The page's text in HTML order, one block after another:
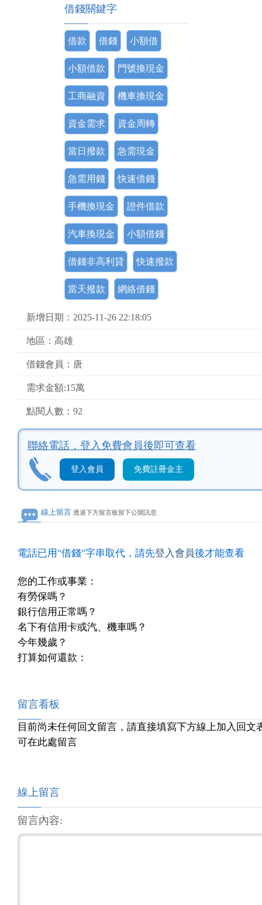
借錢關鍵字
借款 借錢 小額借
小額借款 門號換現金
工商融資 機車換現金
資金需求 資金周轉
當日撥款 急需現金
急需用錢 快速借錢
手機換現金 證件借款
汽車換現金 小額借錢
借錢非高利貸 快速撥款
當天撥款 網絡借錢
新增日期：2025-11-26 22:18:05
地區：高雄
借錢會員：唐
需求金額:15萬
點閱人數：92
聯絡電話， 登入免費會員後即可查看
登入會員 免費註冊金主
線上留言 透過下方留言板留下公開訊息
電話已用"借錢"字串取代，請先登入會員後才能查看
您的工作或事業：
有勞保嗎？
銀行信用正常嗎？
名下有信用卡或汽、機車嗎？
今年幾歲？
打算如何還款：
留言看板
目前尚未任何回文留言，請直接填寫下方線上加入回文
可在此處留言
線上留言
留言內容: